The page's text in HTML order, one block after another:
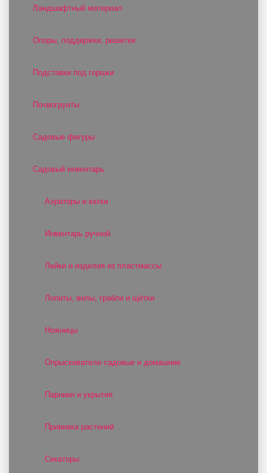
Ландшафтный материал
Опоры, поддержки, решетки
Подставки под горшки
Почвогрунты
Садовые фигуры
Садовый инвентарь
Аэраторы и катки
Инвентарь ручной
Лейки и изделия из пластмассы
Лопаты, вилы, грабли и щётки
Ножницы
Опрыскиватели садовые и домашние
Парники и укрытия
Прививка растений
Секаторы